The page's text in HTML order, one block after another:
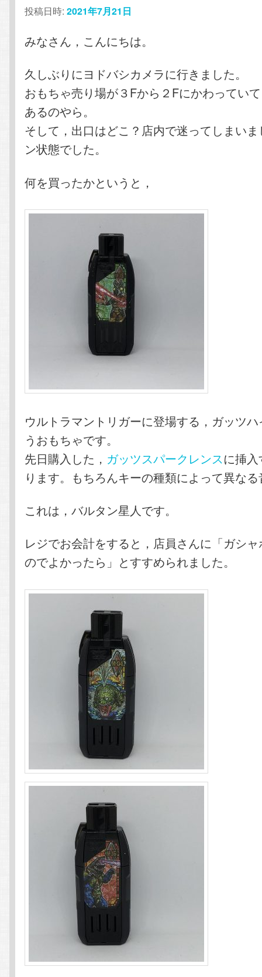
投稿日時:2021年7月21日
みなさん，こんにちは。
久しぶりにヨドバシカメラに行きました。
おもちゃ売り場が３Fから２Fにかわってい
あるのやら。
そして，出口はどこ？店内で迷ってしまい
ン状態でした。
何を買ったかというと，
ウルトラマントリガーに登場する，ガッツ
うおもちゃです。
先日購入した， ガッツスパークレンスに挿
ります。もちろんキーの種類によって異な
これは，バルタン星人です。
レジでお会計をすると，店員さんに「ガシ
のでよかったら」とすすめられました。